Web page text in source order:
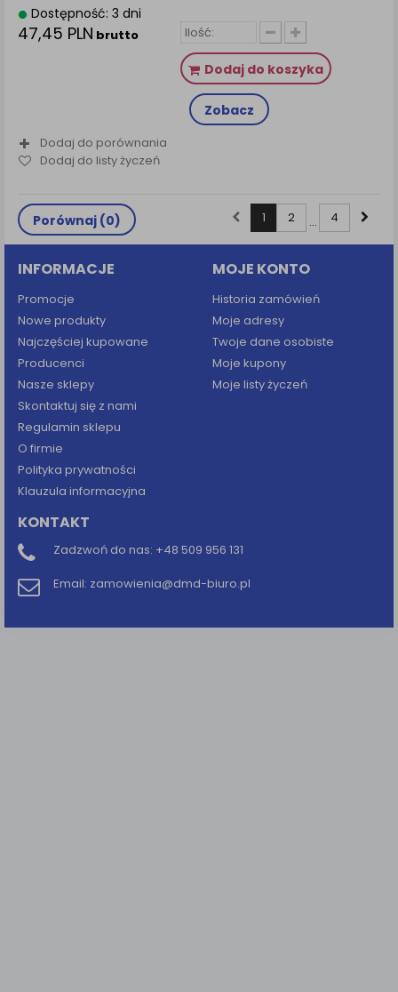
Dostępność: 3 dni
47,45 PLN brutto
Dodaj do koszyka
Zobacz
Dodaj do porównania
Dodaj do listy życzeń
Porównaj (0) 1 2 ... 4
INFORMACJE
Promocje
Nowe produkty
Najczęściej kupowane
Producenci
Nasze sklepy
Skontaktuj się z nami
Regulamin sklepu
O firmie
Polityka prywatności
Klauzula informacyjna
MOJE KONTO
Historia zamówień
Moje adresy
Twoje dane osobiste
Moje kupony
Moje listy życzeń
KONTAKT
Zadzwoń do nas: +48 509 956 131
Email: zamowienia@dmd-biuro.pl